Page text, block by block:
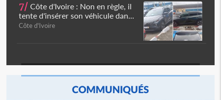
7/ Côte d'Ivoire : Non en règle, il
tente d'insérer son véhicule dan...
Côte d'Ivoire
COMMUNIQUÉS